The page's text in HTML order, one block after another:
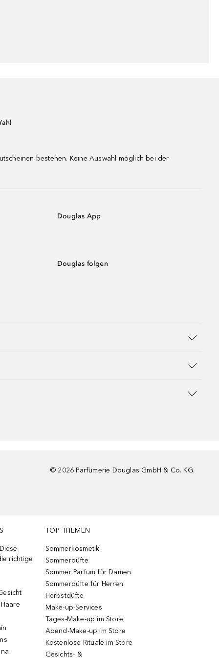
bestehen. Keine Auswahl möglich bei der
Douglas App
Douglas folgen
© 2026 Parfümerie Douglas GmbH & Co. KG.
richtige
TOP THEMEN
Sommerkosmetik
Sommerdüfte
Sommer Parfum für Damen
Sommerdüfte für Herren
Herbstdüfte
Make-up-Services
Tages-Make-up im Store
Abend-Make-up im Store
Kostenlose Rituale im Store
Gesichts- &